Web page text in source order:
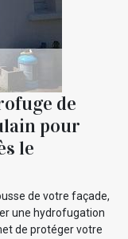
de
pour
le
de votre façade,
une hydrofugation
de protéger votre